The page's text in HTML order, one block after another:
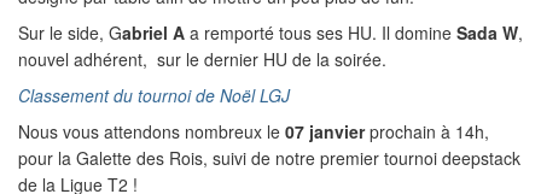
Sur le side, Gabriel A a remporté tous ses HU. Il domine Sada W,
nouvel adhérent, sur le dernier HU de la soirée.
Classement du tournoi de Noël LGJ
Nous vous attendons nombreux le 07 janvierprochain à 14h,
pour la Galette des Rois, suivi de notre premier tournoi deepstack
de la Ligue T2 !